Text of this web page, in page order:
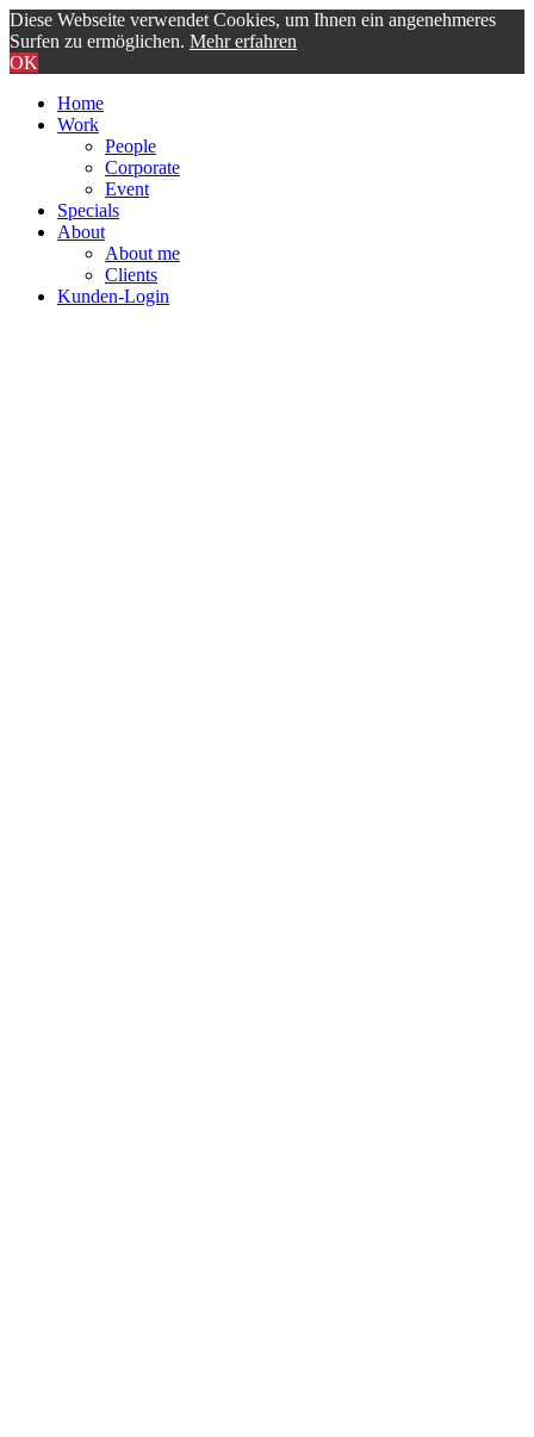
Diese Webseite verwendet Cookies, um Ihnen ein angenehmeres
Surfen zu ermöglichen. Mehr erfahren
OK
Home
Work
People
Corporate
Event
Specials
About
About me
Clients
Kunden-Login